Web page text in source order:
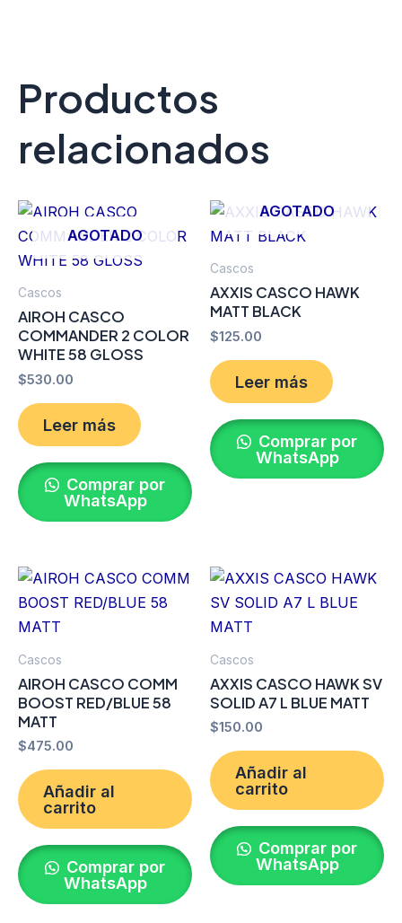
Productos
relacionados
AGOTADO
Cascos
AIROH CASCO
COMMANDER 2 COLOR
WHITE 58 GLOSS
$530.00
Leer más
Comprar por
WhatsApp
AGOTADO
Cascos
AXXIS CASCO HAWK
MATT BLACK
$125.00
Leer más
Comprar por
WhatsApp
Cascos
AIROH CASCO COMM
BOOST RED/BLUE 58
MATT
$475.00
Añadir al
carrito
Comprar por
WhatsApp
Cascos
AXXIS CASCO HAWK SV
SOLID A7 L BLUE MATT
$150.00
Añadir al
carrito
Comprar por
WhatsApp